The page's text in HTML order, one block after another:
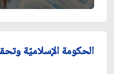
الحكومة الإسلاميّة